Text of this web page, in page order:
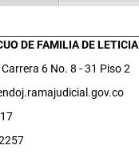
DE FAMILIA DE
6 No. 8 - 31 Piso 2